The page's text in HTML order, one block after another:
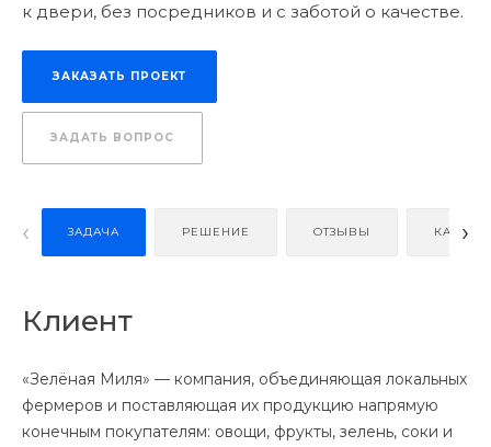
к двери, без посредников и с заботой о качестве.
ЗАКАЗАТЬ ПРОЕКТ
ЗАДАТЬ ВОПРОС
ЗАДАЧА РЕШЕНИЕ ОТЗЫВЫ КАК
‹ ›
Клиент
«Зелёная Миля» — компания, объединяющая локальных
фермеров и поставляющая их продукцию напрямую
конечным покупателям: овощи, фрукты, зелень, соки и